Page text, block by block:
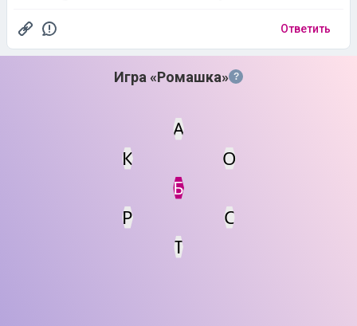
Ответить
Игра «Ромашка» ?
Мин. кол-во очков
Б
А
К
О
Р
С
Т